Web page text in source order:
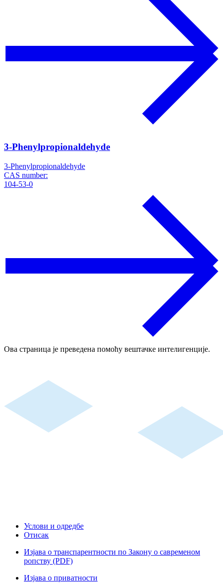
3-Phenylpropionaldehyde
3-Phenylpropionaldehyde
CAS number:
104-53-0
Ова страница је преведена помоћу вештачке интелигенције.
Услови и одредбе
Отисак
Изјава о транспарентности по Закону о савременом
ропству (PDF)
Изјава о приватности